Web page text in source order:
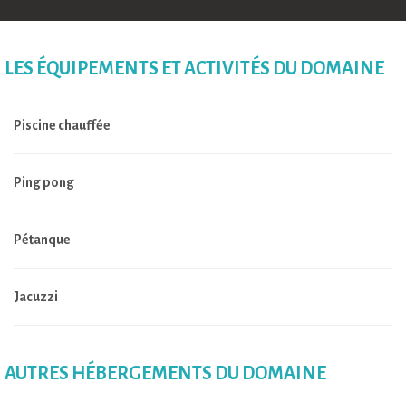
LES ÉQUIPEMENTS ET ACTIVITÉS DU DOMAINE
Piscine chauffée
Ping pong
Pétanque
Jacuzzi
AUTRES HÉBERGEMENTS DU DOMAINE